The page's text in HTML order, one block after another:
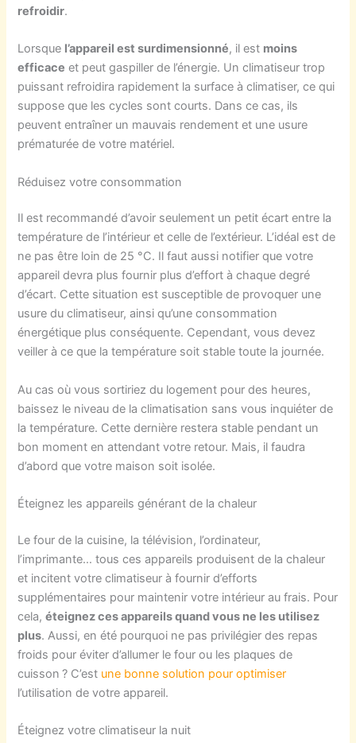
refroidir.
Lorsque l’appareil est surdimensionné, il est moins
efficace et peut gaspiller de l’énergie. Un climatiseur trop
puissant refroidira rapidement la surface à climatiser, ce qui
suppose que les cycles sont courts. Dans ce cas, ils
peuvent entraîner un mauvais rendement et une usure
prématurée de votre matériel.
Réduisez votre consommation
Il est recommandé d’avoir seulement un petit écart entre la
température de l’intérieur et celle de l’extérieur. L’idéal est de
ne pas être loin de 25 °C. Il faut aussi notifier que votre
appareil devra plus fournir plus d’effort à chaque degré
d’écart. Cette situation est susceptible de provoquer une
usure du climatiseur, ainsi qu’une consommation
énergétique plus conséquente. Cependant, vous devez
veiller à ce que la température soit stable toute la journée.
Au cas où vous sortiriez du logement pour des heures,
baissez le niveau de la climatisation sans vous inquiéter de
la température. Cette dernière restera stable pendant un
bon moment en attendant votre retour. Mais, il faudra
d’abord que votre maison soit isolée.
Éteignez les appareils générant de la chaleur
Le four de la cuisine, la télévision, l’ordinateur,
l’imprimante… tous ces appareils produisent de la chaleur
et incitent votre climatiseur à fournir d’efforts
supplémentaires pour maintenir votre intérieur au frais. Pour
cela,éteignez ces appareils quand vous ne les utilisez
plus. Aussi, en été pourquoi ne pas privilégier des repas
froids pour éviter d’allumer le four ou les plaques de
cuisson ? C’est une bonne solution pour optimiser
l’utilisation de votre appareil.
Éteignez votre climatiseur la nuit